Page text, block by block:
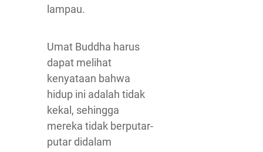
lampau.
Umat Buddha harus
dapat melihat
kenyataan bahwa
hidup ini adalah tidak
kekal, sehingga
mereka tidak berputar-
putar didalam